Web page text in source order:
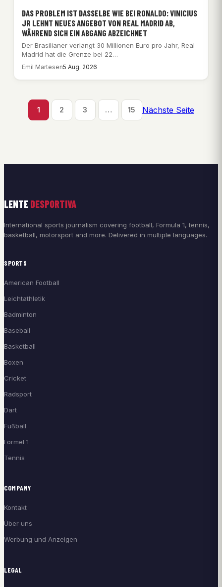
DAS PROBLEM IST DASSELBE WIE BEI RONALDO: VINICIUS
JR LEHNT NEUES ANGEBOT VON REAL MADRID AB,
WÄHREND SICH EIN ABGANG ABZEICHNET
Der Brasilianer verlangt 30 Millionen Euro pro Jahr, Real
Madrid hat die Grenze bei 22…
Emil Martesen5 Aug. 2026
1 2 3 … 15 Nächste Seite
LENTE DESPORTIVA
International sports journalism covering football, Formula 1, tennis,
basketball, motorsport and more. Delivered in multiple languages.
SPORTS
American Football
Leichtathletik
Badminton
Baseball
Basketball
Boxen
Cricket
Radsport
Dart
Fußball
Formel 1
Tennis
COMPANY
Kontakt
Über uns
Werbung und Anzeigen
LEGAL